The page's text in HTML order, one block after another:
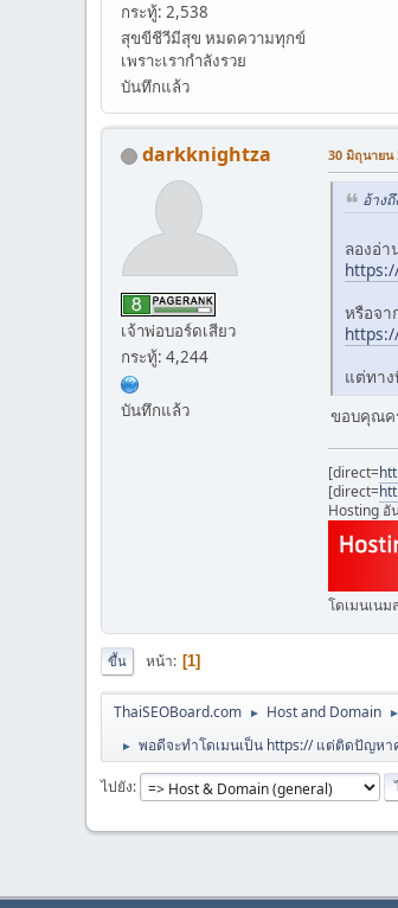
กระทู้: 2,538
สุขขีชีวีมีสุข หมดความทุกข์
เพราะเรากำลังรวย
บันทึกแล้ว
darkknightza
เจ้าพ่อบอร์ดเสียว
กระทู้: 4,244
บันทึกแล้ว
30 มิถุนายน
อ้าง
ลองอ่า
หรือจา
แต่ทาง
ขอบคุณค
[direct=
[direct=
Hosting อั
โดเมนเนม
ขึ้น หน้า 1
ThaiSEOBoard.com ► Host and Domain ►
► พอดีจะทำโดเมนเป็น https:// แต่ติดปัญห
ไปยัง